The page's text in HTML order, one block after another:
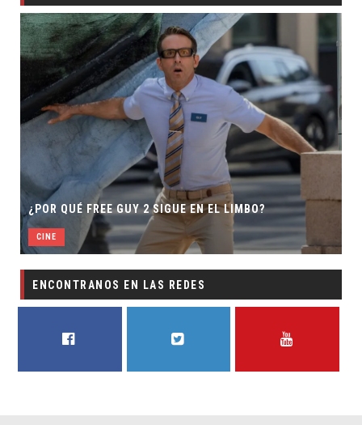
¿POR QUÉ FREE GUY 2 SIGUE EN EL LIMBO?
CINE
ENCONTRANOS EN LAS REDES